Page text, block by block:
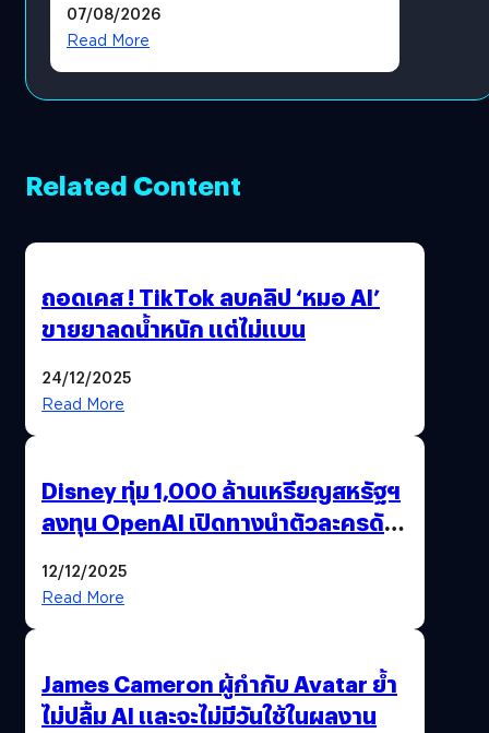
โดยตรง
07/08/2026
Read More
Related Content
ถอดเคส ! TikTok ลบคลิป ‘หมอ AI’
ขายยาลดน้ำหนัก แต่ไม่แบน
24/12/2025
Read More
Disney ทุ่ม 1,000 ล้านเหรียญสหรัฐฯ
ลงทุน OpenAI เปิดทางนำตัวละครดัง
12/12/2025
Read More
James Cameron ผู้กำกับ Avatar ย้ำ
ไม่ปลื้ม AI และจะไม่มีวันใช้ในผลงาน